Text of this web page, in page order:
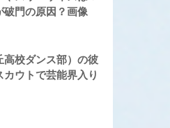
破門の原因？画像
高校ダンス部）の彼
カウトで芸能界入り